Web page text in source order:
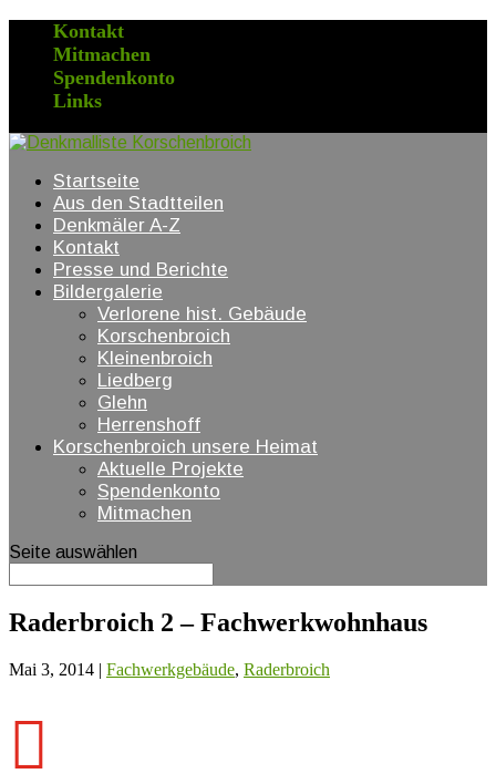
Kontakt
Mitmachen
Spendenkonto
Links
Startseite
Aus den Stadtteilen
Denkmäler A-Z
Kontakt
Presse und Berichte
Bildergalerie
Verlorene hist. Gebäude
Korschenbroich
Kleinenbroich
Liedberg
Glehn
Herrenshoff
Korschenbroich unsere Heimat
Aktuelle Projekte
Spendenkonto
Mitmachen
Seite auswählen
Raderbroich 2 – Fachwerkwohnhaus
Mai 3, 2014 | Fachwerkgebäude, Raderbroich
